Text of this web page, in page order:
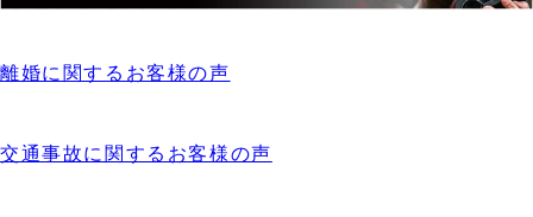
離婚に関するお客様の声
交通事故に関するお客様の声